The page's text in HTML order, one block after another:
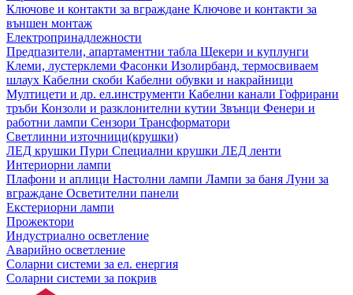
Ключове и контакти за вграждане Ключове и контакти за
външен монтаж
Електропринадлежности
Предпазители, апартаментни табла Щекери и куплунги
Клеми, лустерклеми Фасонки Изолирбанд, термосвиваем
шлаух Кабелни скоби Кабелни обувки и накрайници
Мултицети и др. ел.инструменти Кабелни канали Гофрирани
тръби Конзоли и разклонителни кутии Звънци Фенери и
работни лампи Сензори Трансформатори
Светлинни източници(крушки)
ЛЕД крушки Пури Специални крушки ЛЕД ленти
Интериорни лампи
Плафони и аплици Настолни лампи Лампи за баня Луни за
вграждане Осветителни панели
Екстериорни лампи
Прожектори
Индустриално осветление
Аварийно осветление
Соларни системи за ел. енергия
Соларни системи за покрив